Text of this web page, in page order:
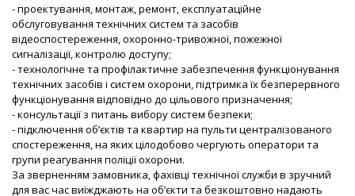
- проектування, монтаж, ремонт, експлуатаційне
обслуговування технічних систем та засобів
відеоспостереження, охоронно-тривожної, пожежної
сигналізації, контролю доступу;
- технологічне та профілактичне забезпечення функціонування
технічних засобів і систем охорони, підтримка їх безперервного
функціонування відповідно до цільового призначення;
- консультації з питань вибору систем безпеки;
- підключення об’єктів та квартир на пульти централізованого
спостереження, на яких цілодобово чергують оператори та
групи реагування поліції охорони.
За зверненням замовника, фахівці технічної служби в зручний
для вас час виїжджають на об’єкти та безкоштовно надають